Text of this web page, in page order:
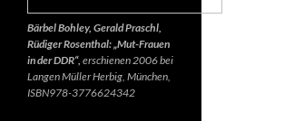
Bärbel Bohley, Gerald Praschl,
Rüdiger Rosenthal: „Mut-Frauen
in der DDR“, erschienen 2006 bei
Langen Müller Herbig, München,
ISBN978-3776624342